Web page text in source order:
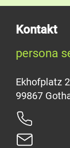
Kontakt
persona
Ekhofplatz